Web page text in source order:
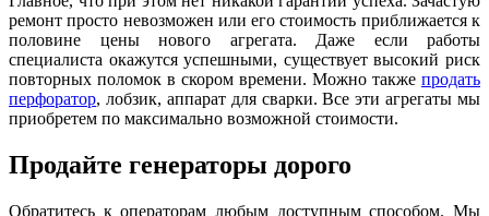
ремонт просто невозможен или его стоимость приближается к
половине цены нового агрегата. Даже если работы
специалиста окажутся успешными, существует высокий риск
повторных поломок в скором времени. Можно также продать
перфоратор, лобзик, аппарат для сварки. Все эти агрегаты мы
приобретем по максимально возможной стоимости.
Продайте генераторы дорого
Обратитесь к операторам любым доступным способом. Мы